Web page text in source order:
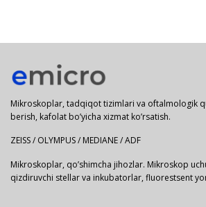
Mikroskoplar, tadqiqot tizimlari va oftalmologik
berish, kafolat bo’yicha xizmat ko’rsatish.
ZEISS / OLYMPUS / MEDIANE / ADF
Mikroskoplar, qo’shimcha jihozlar. Mikroskop
qizdiruvchi stellar va inkubatorlar, fluorestsent